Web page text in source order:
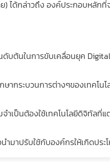
) ได้กล่าวถึง องค์ประกอบหลัก
ต้นในการขับเคลื่อนยุค
ากระบวนการต่างๆของเทคโน
จำเป็นต้องใช้เทคโนโลยีดิจิทัล
มาปรับใช้กับองค์กรให้เกิดประ